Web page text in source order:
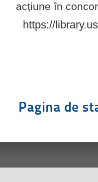
acțiune în
https://
Pagina de